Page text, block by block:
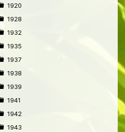
1920
1928
1932
1935
1937
1938
1939
1941
1942
1943